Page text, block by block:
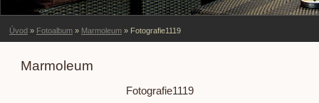
Úvod » Fotoalbum » Marmoleum » Fotografie1119
Marmoleum
Fotografie1119